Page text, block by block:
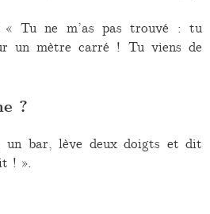
Tu ne m’as pas trouvé : tu
un mètre carré ! Tu viens de
?
un bar, lève deux doigts et dit
! ».